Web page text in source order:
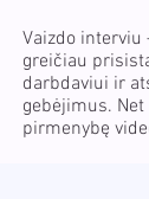
Vaizdo
greičiau
darbdaviui ir
gebėjimus.
pirmenybę